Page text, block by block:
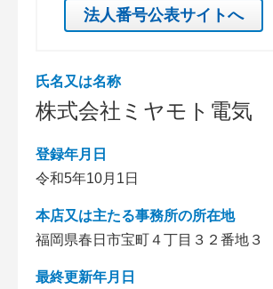
法人番号公表サイトへ
氏名又は名称
株式会社ミヤモト電気
登録年月日
令和5年10月1日
本店又は主たる事務所の所在地
福岡県春日市宝町４丁目３２番地３
最終更新年月日